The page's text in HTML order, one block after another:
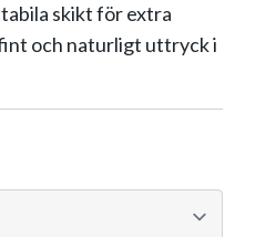
skikt för extra
och naturligt uttryck i